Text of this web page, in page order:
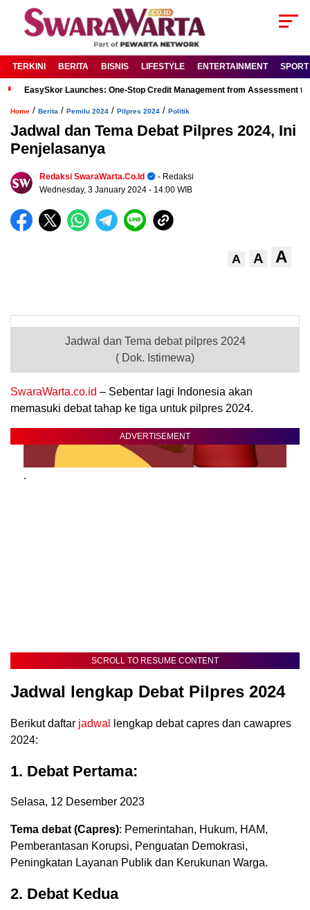
TERKINI BERITA BISNIS LIFESTYLE ENTERTAINMENT SPORT
EasySkor Launches: One-Stop Credit Management from Assessment
Home / Berita / Pemilu 2024 / Pilpres 2024 / Politik
Jadwal dan Tema Debat Pilpres 2024, Ini
Penjelasanya
Redaksi SwaraWarta.co.id
- Redaksi
Wednesday, 3 January 2024 - 14:00 WIB
A A A
Jadwal dan Tema debat pilpres 2024
( Dok. Istimewa)
SwaraWarta.co.id – Sebentar lagi Indonesia akan
memasuki debat tahap ke tiga untuk pilpres 2024.
ADVERTISEMENT
.
SCROLL TO RESUME CONTENT
Jadwal lengkap Debat Pilpres 2024
Berikut daftar jadwal
lengkap debat capres dan cawapres
2024:
1. Debat Pertama:
Selasa, 12 Desember 2023
Tema debat (Capres): Pemerintahan, Hukum, HAM,
Pemberantasan Korupsi, Penguatan Demokrasi,
Peningkatan Layanan Publik dan Kerukunan Warga.
2. Debat Kedua